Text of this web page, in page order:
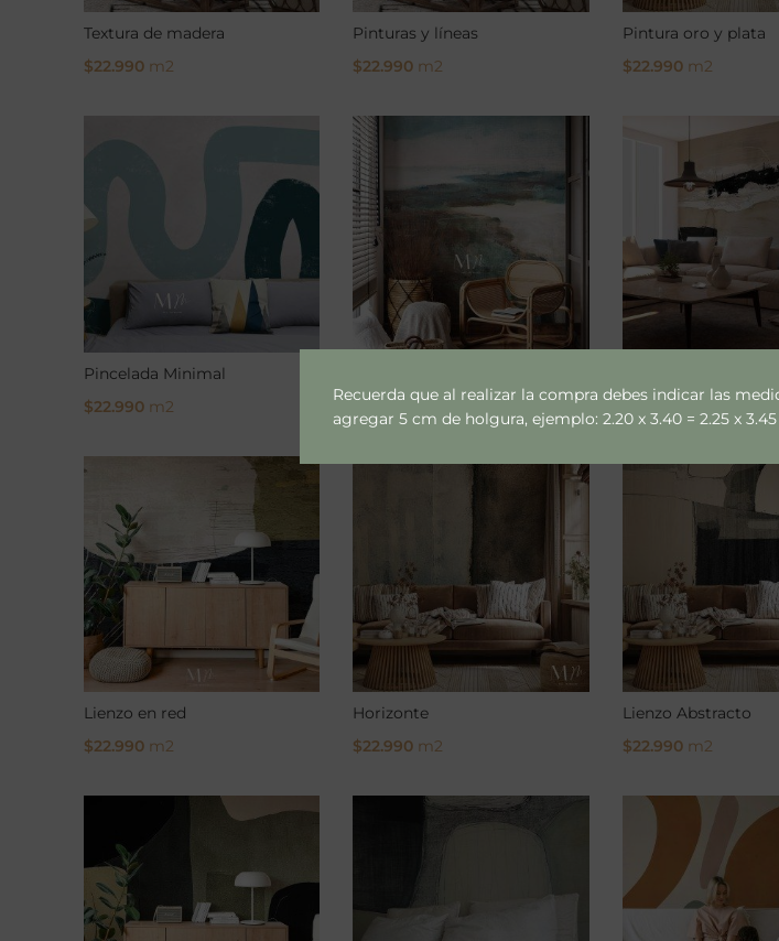
Recuerda que al realizar la compra debes indicar las
agregar 5 cm de holgura, ejemplo: 2.20 x 3.40 = 2.25 x 3.45
Textura de madera
$22.990 m2
Pinturas y líneas
$22.990 m2
Pintura oro y plata
$22.990m2
Pincelada Minimal
$22.990 m2
$22.990m2
$22.990m2
Lienzo en red
$22.990 m2
Horizonte
$22.990 m2
Lienzo Abstracto
$22.990m2